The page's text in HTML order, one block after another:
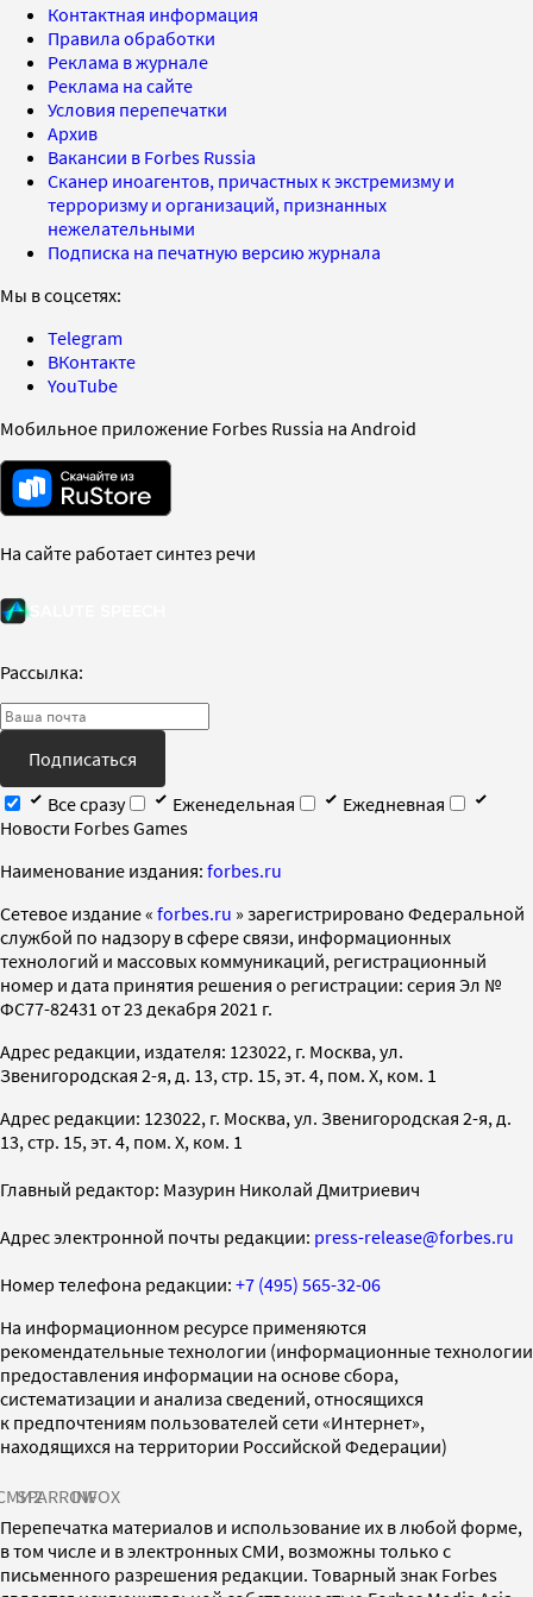
Контактная информация
Правила обработки
Реклама в журнале
Реклама на сайте
Условия перепечатки
Архив
Вакансии в Forbes Russia
Сканер иноагентов, причастных к экстремизму и
терроризму и организаций, признанных
нежелательными
Подписка на печатную версию журнала
Мы в соцсетях:
Telegram
ВКонтакте
YouTube
Мобильное приложение Forbes Russia на Android
На сайте работает синтез речи
Рассылка:
Подписаться
Все сразу
Еженедельная
Ежедневная
Новости Forbes Games
Наименование издания: forbes.ru
Cетевое издание « forbes.ru » зарегистрировано Федеральной
службой по надзору в сфере связи, информационных
технологий и массовых коммуникаций, регистрационный
номер и дата принятия решения о регистрации: серия Эл №
ФС77-82431 от 23 декабря 2021 г.
Адрес редакции, издателя: 123022, г. Москва, ул.
Звенигородская 2-я, д. 13, стр. 15, эт. 4, пом. X, ком. 1
Адрес редакции: 123022, г. Москва, ул. Звенигородская 2-я, д.
13, стр. 15, эт. 4, пом. X, ком. 1
Главный редактор: Мазурин Николай Дмитриевич
Адрес электронной почты редакции: press-release@forbes.ru
Номер телефона редакции: +7 (495) 565-32-06
На информационном ресурсе применяются
рекомендательные технологии (информационные технологии
предоставления информации на основе сбора,
систематизации и анализа сведений, относящихся
к предпочтениям пользователей сети «Интернет»,
находящихся на территории Российской Федерации)
SPARROWINFOX
Перепечатка материалов и использование их в любой форме,
в том числе и в электронных СМИ, возможны только с
письменного разрешения редакции. Товарный знак Forbes